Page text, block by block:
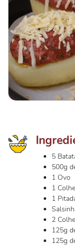
5
500g
1 Ovo
1
1
2
125g
125g